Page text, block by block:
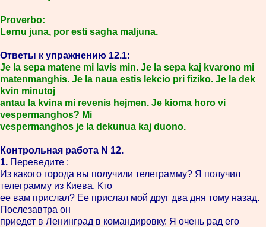
Proverbo:
Lernu juna, por esti sagha maljuna.
Ответы к упражнению 12.1:
Je la sepa matene mi lavis min. Je la sepa kaj kvarono mi
matenmanghis. Je la naua estis lekcio pri fiziko. Je la dek
kvin minutoj
antau la kvina mi revenis hejmen. Je kioma horo vi
vespermanghos? Mi
vespermanghos je la dekunua kaj duono.
Контрольная работа N 12.
1. Переведите :
Из какого города вы получили телеграмму? Я получил
телеграмму из Киева. Кто
ее вам прислал? Ее прислал мой друг два дня тому назад.
Послезавтра он
приедет в Ленинград в командировку. Я очень рад его